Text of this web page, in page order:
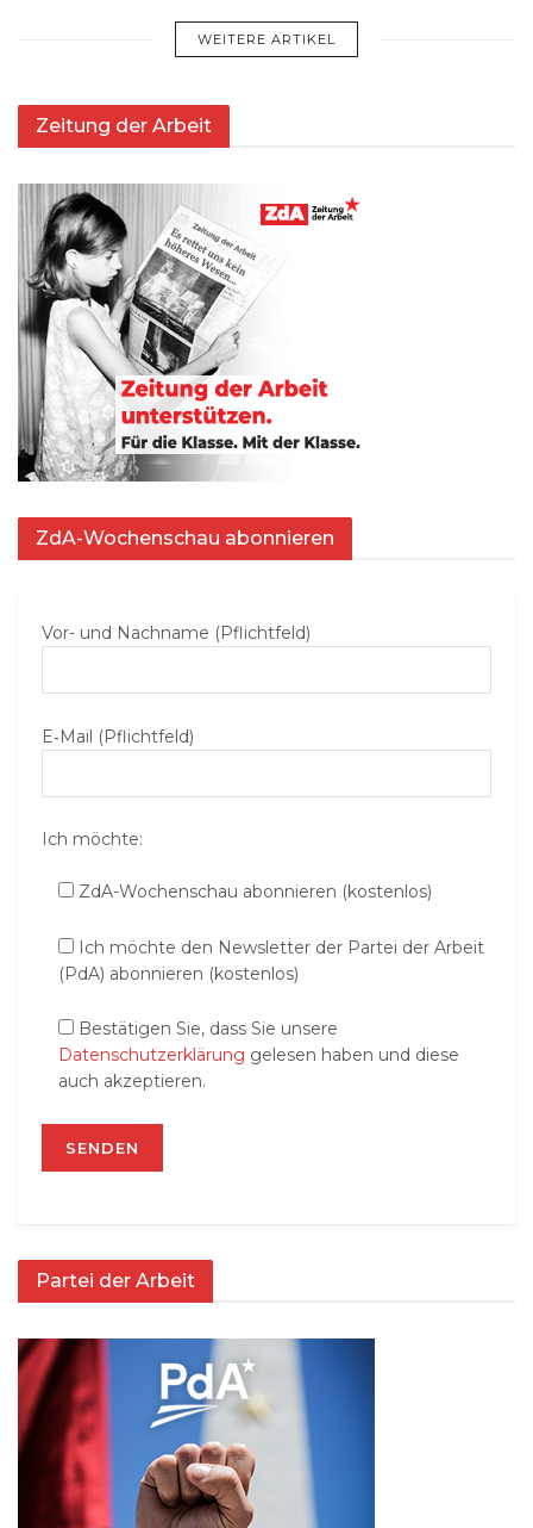
WEITERE ARTIKEL
Zeitung der Arbeit
ZdA-Wochenschau abonnieren
Vor- und Nachname (Pflichtfeld)
E‑Mail (Pflichtfeld)
Ich möchte:
ZdA-Wochenschau abonnieren (kostenlos)
Ich möchte den Newsletter der Partei der Arbeit
(PdA) abonnieren (kostenlos)
Bestätigen Sie, dass Sie unsere
Datenschutzerklärung gelesen haben und diese
auch akzeptieren.
Partei der Arbeit